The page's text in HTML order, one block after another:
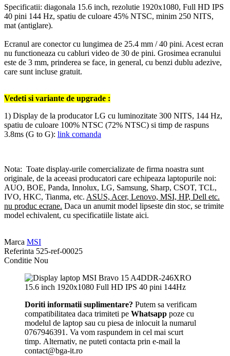
Specificatii: diagonala 15.6 inch, rezolutie 1920x1080, Full HD IPS
40 pini 144 Hz, spatiu de culoare 45% NTSC, minim 250 NITS,
mat (antiglare).
Ecranul are conector cu lungimea de 25.4 mm / 40 pini. Acest ecran
nu functioneaza cu cabluri video de 30 de pini. Grosimea ecranului
este de 3 mm, prinderea se face, in general, cu benzi dublu adezive,
care sunt incluse gratuit.
Vedeti si variante de upgrade :
1) Display de la producator LG cu luminozitate 300 NITS, 144 Hz,
spatiu de culoare 100% NTSC (72% NTSC) si timp de raspuns
3.8ms (G to G): link comanda
Nota: Toate display-urile comercializate de firma noastra sunt
originale, de la aceeasi producatori care echipeaza laptopurile noi:
AUO, BOE, Panda, Innolux, LG, Samsung, Sharp, CSOT, TCL,
IVO, HKC, Tianma, etc. ASUS, Acer, Lenovo, MSI, HP, Dell etc.
nu produc ecrane. Daca un anumit model lipseste din stoc, se trimite
model echivalent, cu specificatiile listate aici.
Marca MSI
Referinta 525-ref-00025
Conditie Nou
Doriti informatii suplimentare? Putem sa verificam
compatibilitatea daca trimiteti pe Whatsapp poze cu
modelul de laptop sau cu piesa de inlocuit la numarul
0767946391. Va vom raspundem in cel mai scurt
timp. Alternativ, ne puteti contacta prin e-mail la
contact@bga-it.ro